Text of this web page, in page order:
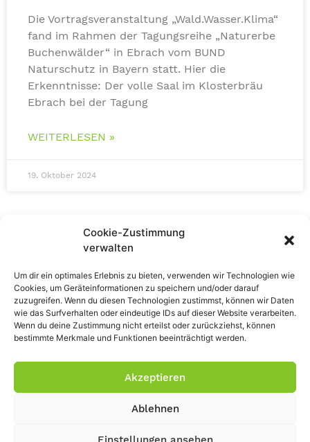
Cookie-Zustimmung
verwalten
Um dir ein optimales Erlebnis zu bieten, verwenden wir Technologien wie
Cookies, um Geräteinformationen zu speichern und/oder darauf
zuzugreifen. Wenn du diesen Technologien zustimmst, können wir Daten
wie das Surfverhalten oder eindeutige IDs auf dieser Website verarbeiten.
Wenn du deine Zustimmung nicht erteilst oder zurückziehst, können
bestimmte Merkmale und Funktionen beeinträchtigt werden.
Akzeptieren
Ablehnen
Die Vortragsveranstaltung „Wald.Wasser.Klima“
fand im Rahmen der Tagungsreihe „Naturerbe
Buchenwälder“ in Ebrach vom BUND
Naturschutz in Bayern statt. Hier die
Erkenntnisse: Der volle Saal im Klosterbräu
Ebrach bei der Tagung
WEITERLESEN »
19. Oktober 2024